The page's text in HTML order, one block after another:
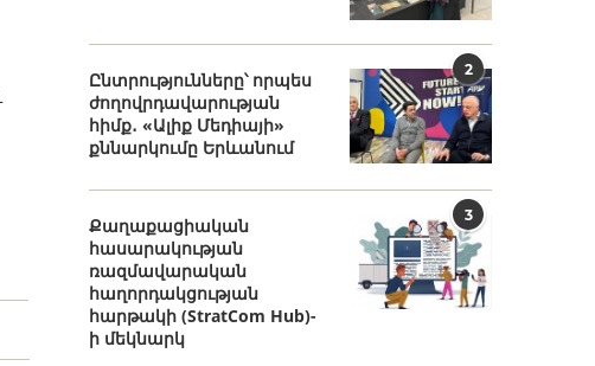
2
Ընտրությունները՝ որպես
ժողովրդավարության
հիմք․ «Ալիք Մեդիայի»
քննարկումը Երևանում
3
Քաղաքացիական
հասարակության
ռազմավարական
հաղորդակցության
հարթակի (StratCom Hub)-
ի մեկնարկ